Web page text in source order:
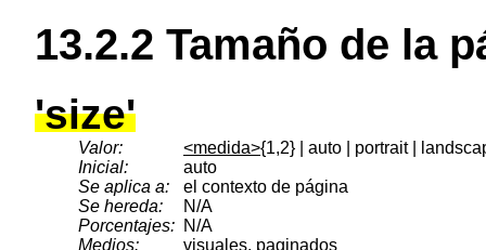
13.2.2 Tamaño de la
'size'
Valor: <medida>{1,2} | auto | portrait |
Inicial:
auto
Se aplica a:
el contexto de página
Se hereda:
N/A
Porcentajes: N/A
Medios:
visuales, paginados